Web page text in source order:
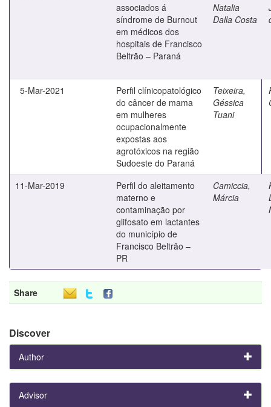
associados á
síndrome de Burnout
em médicos dos
hospitais de Francisco
Beltrão – Paraná
Natalia
Dalla Costa
5-Mar-2021
Perfil clínicopatológico
do câncer de mama
em mulheres
ocupacionalmente
expostas aos
agrotóxicos na região
Sudoeste do Paraná
Teixeira,
Géssica
Tuani
11-Mar-2019
Perfil do aleitamento
materno e
contaminação por
glifosato em lactantes
do município de
Francisco Beltrão –
PR
Camiccia,
Márcia
Share
Discover
Author
Advisor